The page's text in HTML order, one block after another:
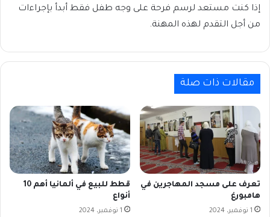
إذا كنت مستعد لرسم فرحة على وجه طفل فقط أبدأ بإجراءات
من أجل التقدم لهذه المهنة.
مقالات ذات صلة
تعرف على مسجد المهاجرين في
هامبورغ
1 نوفمبر، 2024
قطط للبيع في ألمانيا أهم 10
أنواع
1 نوفمبر، 2024